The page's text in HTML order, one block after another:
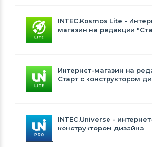
INTEC.Kosmos Lite -
магазин на редакции
Интернет-магазин на
Старт с конструктором
INTEC.Universe -
конструктором дизайна